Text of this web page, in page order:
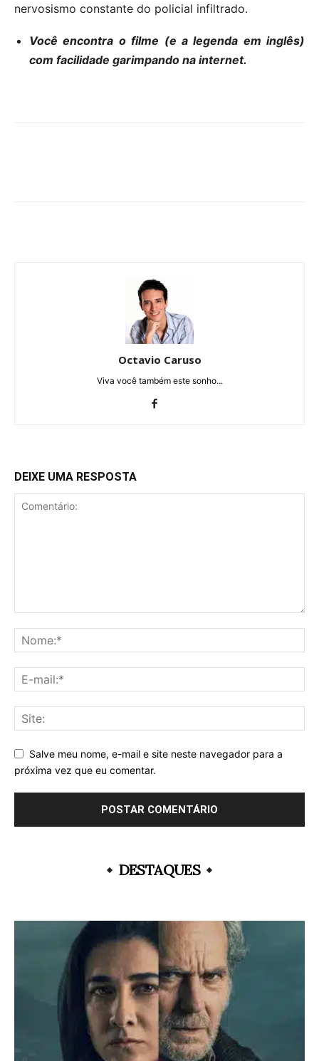
nervosismo constante do policial infiltrado.
Você encontra o filme (e a legenda em inglês)
com facilidade garimpando na internet.
Octavio Caruso
Viva você também este sonho...
DEIXE UMA RESPOSTA
Salve meu nome, e-mail e site neste navegador para a
próxima vez que eu comentar.
DESTAQUES